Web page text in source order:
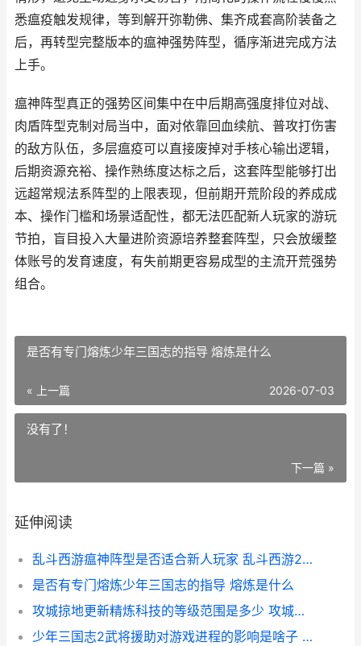
悉瘟疫触发规律，等到解开弥勒佛、集齐成套高阶装备之
后，再转型完整版本的瘟神强势阵型，循序渐进完成方法
上手。
瘟神阵型真正的强势区间集中在中后期高强度排位对战、
肉盾阵型克制对局当中，面对依靠回血续航、普攻打伤害
的敌方队伍，多层瘟疫可以直接废掉对手核心输出逻辑，
后期资源充裕、操作熟练度达标之后，这套阵型能够打出
远超常规法系阵型的上限表现，但前期开荒阶段的养成成
本、操作门槛和场景适配性，都无法匹配新人玩家的游玩
节拍，盲目投入大量进阶资源培养整套阵型，只会放缓整
体账号的发育速度，有失前期更容易成型的主流开荒强势
组合。
是否有专门熔炼少年三国志的指导 熔炼是什么
« 上一篇 2026-07-03
没有了！
下一篇 »
延伸阅读
乱斗西游瘟神阵型是否适合新人玩家 乱斗西游2瘟神值得培养吗
是否有专门熔炼少年三国志的指导 熔炼是什么
攻城掠地更新精炼科技的等级范围是多少 攻城掠地更新到多少级了
少年三国志2武将援助对游戏进程的影响是啥子 少年三国志2武将升星需要多少碎片